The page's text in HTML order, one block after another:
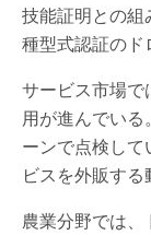
技能証明との
種型式認証のド
サービス市場
用が進んでい
ーンで点検し
ビスを外販する
農業分野では